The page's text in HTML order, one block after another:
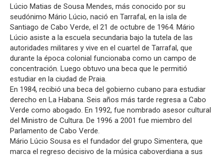
Lúcio Matias de Sousa Mendes, más conocido por su
seudónimo Mário Lúcio, nació en Tarrafal, en la isla de
Santiago de Cabo Verde, el 21 de octubre de 1964. Mário
Lúcio asiste a la escuela secundaria bajo la tutela de las
autoridades militares y vive en el cuartel de Tarrafal, que
durante la época colonial funcionaba como un campo de
concentración. Luego obtuvo una beca que le permitió
estudiar en la ciudad de Praia.
En 1984, recibió una beca del gobierno cubano para estudiar
derecho en La Habana. Seis años más tarde regresa a Cabo
Verde como abogado. En 1992, fue nombrado asesor cultural
del Ministro de Cultura. De 1996 a 2001 fue miembro del
Parlamento de Cabo Verde.
Mário Lúcio Sousa es el fundador del grupo Simentera, que
marca el regreso decisivo de la música caboverdiana a sus